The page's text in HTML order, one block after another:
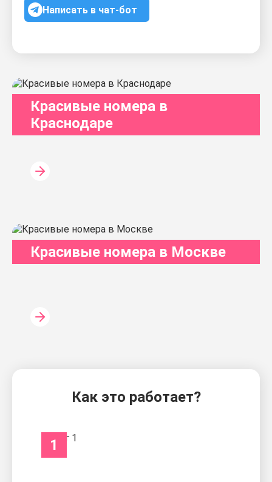
Написать в чат-бот
Красивые номера в
Краснодаре
Красивые номера в Москве
Как это работает?
1